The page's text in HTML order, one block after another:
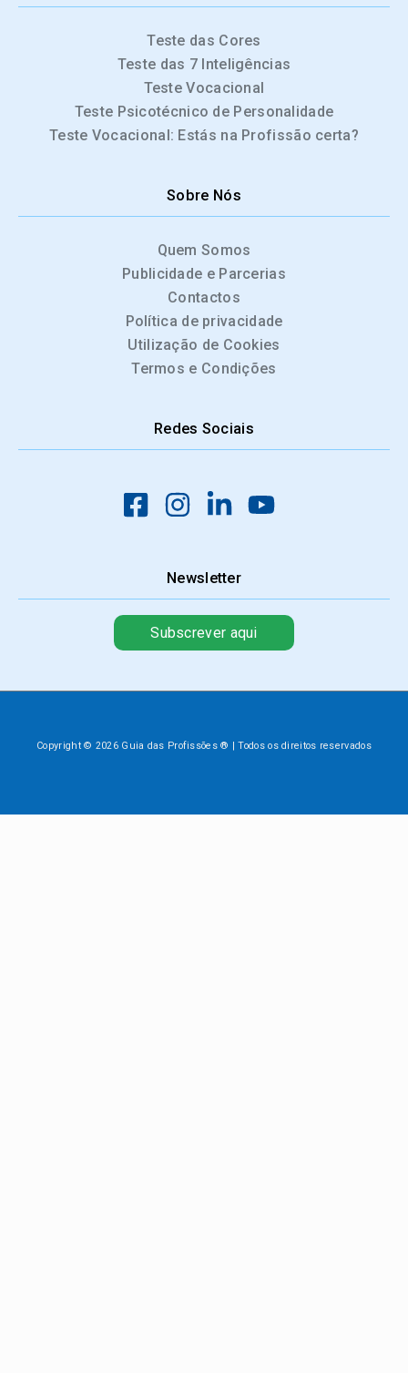
Teste das Cores
Teste das 7 Inteligências
Teste Vocacional
Teste Psicotécnico de Personalidade
Teste Vocacional: Estás na Profissão certa?
Sobre Nós
Quem Somos
Publicidade e Parcerias
Contactos
Política de privacidade
Utilização de Cookies
Termos e Condições
Redes Sociais
Newsletter
Subscrever aqui
Copyright © 2026 Guia das Profissões ® | Todos os direitos reservados